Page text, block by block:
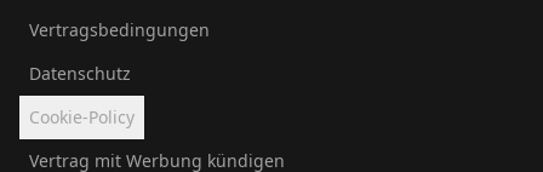
Vertragsbedingungen
Datenschutz
Cookie-Policy
Vertrag mit Werbung kündigen